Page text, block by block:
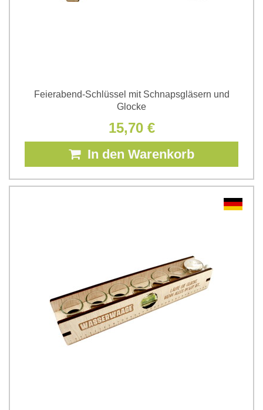
Feierabend-Schlüssel mit Schnapsgläsern und
Glocke
15,70 €
In den Warenkorb